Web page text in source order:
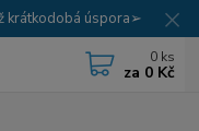
krátkodobá úspora➢
0 ks
za 0 Kč